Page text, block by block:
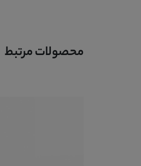
محصولات مرتبط